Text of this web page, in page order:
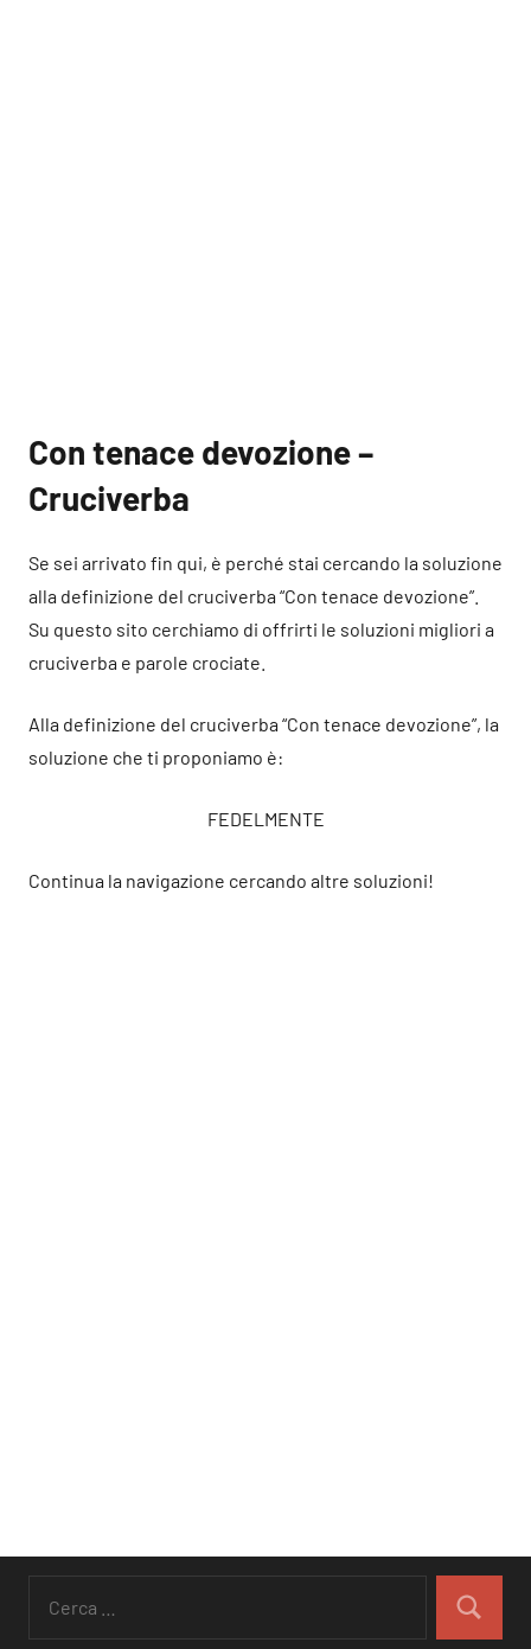
Con tenace devozione –
Cruciverba
Se sei arrivato fin qui, è perché stai cercando la soluzione
alla definizione del cruciverba “Con tenace devozione”.
Su questo sito cerchiamo di offrirti le soluzioni migliori a
cruciverba e parole crociate.
Alla definizione del cruciverba “Con tenace devozione”, la
soluzione che ti proponiamo è:
FEDELMENTE
Continua la navigazione cercando altre soluzioni!